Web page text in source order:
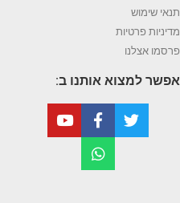
תנאי שימוש
מדיניות פרטיות
פרסמו אצלנו
אפשר למצוא אותנו ב: